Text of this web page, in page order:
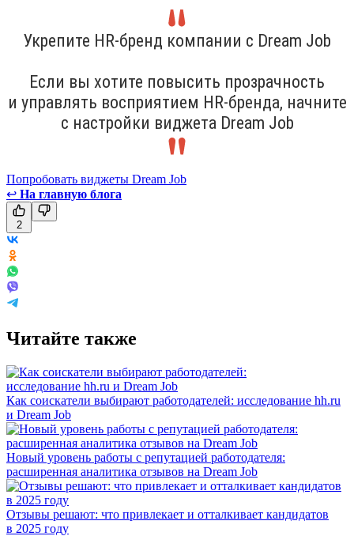
Укрепите HR-бренд компании с Dream Job
Если вы хотите повысить прозрачность
и управлять восприятием HR-бренда, начните
с настройки виджета Dream Job
Попробовать виджеты Dream Job
↩ На главную блога
2
Читайте также
Как соискатели выбирают работодателей: исследование hh.ru
и Dream Job
Новый уровень работы с репутацией работодателя:
расширенная аналитика отзывов на Dream Job
Отзывы решают: что привлекает и отталкивает кандидатов
в 2025 году